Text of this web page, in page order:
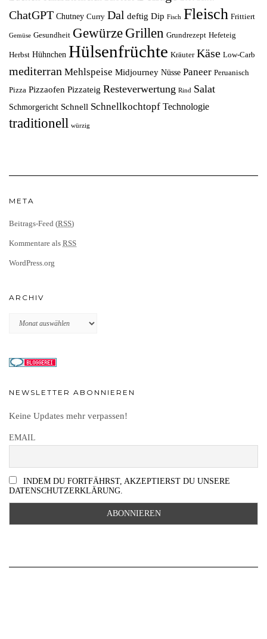
ChatGPT Chutney Curry Dal deftig Dip Fisch Fleisch Frittiert
Gemüse Gesundheit Gewürze Grillen Grundrezept Hefeteig
Herbst Hühnchen Hülsenfrüchte Kräuter Käse Low-Carb
mediterran Mehlspeise Midjourney Nüsse Paneer Peruanisch
Pizza Pizzaofen Pizzateig Resteverwertung Rind Salat
Schmorgericht Schnell Schnellkochtopf Technologie
traditionell würzig
META
Beitrags-Feed (RSS)
Kommentare als RSS
WordPress.org
ARCHIV
Archiv
NEWSLETTER ABONNIEREN
Keine Updates mehr verpassen!
EMAIL
INDEM DU FORTFÄHRST, AKZEPTIERST DU UNSERE
DATENSCHUTZERKLÄRUNG.